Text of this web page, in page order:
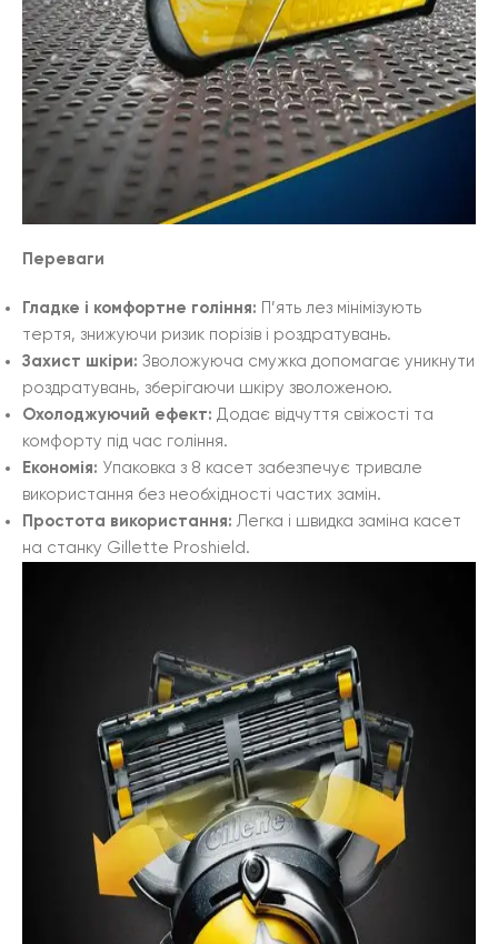
Переваги
Гладке і комфортне гоління: П’ять лез мінімізують
тертя, знижуючи ризик порізів і роздратувань.
Захист шкіри: Зволожуюча смужка допомагає уникнути
роздратувань, зберігаючи шкіру зволоженою.
Охолоджуючий ефект: Додає відчуття свіжості та
комфорту під час гоління.
Економія: Упаковка з 8 касет забезпечує тривале
використання без необхідності частих замін.
Простота використання: Легка і швидка заміна касет
на станку Gillette Proshield.